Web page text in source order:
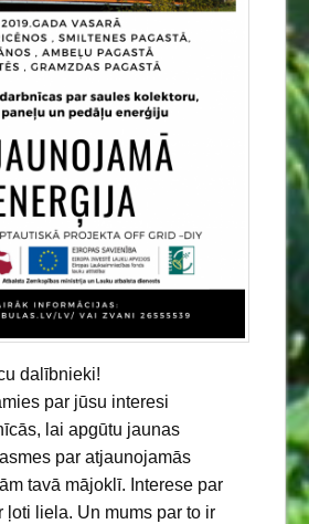
dalībnieki!
par jūsu interesi
lai apgūtu jaunas
par atjaunojamās
tavā mājoklī. Interese par
ļoti liela. Un mums par to ir